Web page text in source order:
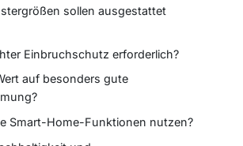
sollen ausgestattet
Einbruchschutz erforderlich?
auf besonders gute
Smart-Home-Funktionen nutzen?